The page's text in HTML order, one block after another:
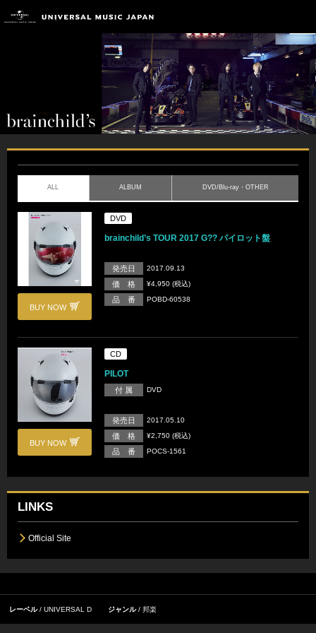
ALL ALBUM DVD/Blu-ray・OTHER
BUY NOW
DVD
brainchild’s TOUR 2017 G?? パイロット盤
発売日 2017.09.13
価 格 ¥4,950 (税込)
品 番 POBD-60538
BUY NOW
CD
PILOT
付 属 DVD
発売日 2017.05.10
価 格 ¥2,750 (税込)
品 番 POCS-1561
LINKS
Official Site
レーベル UNIVERSAL D ジャンル 邦楽